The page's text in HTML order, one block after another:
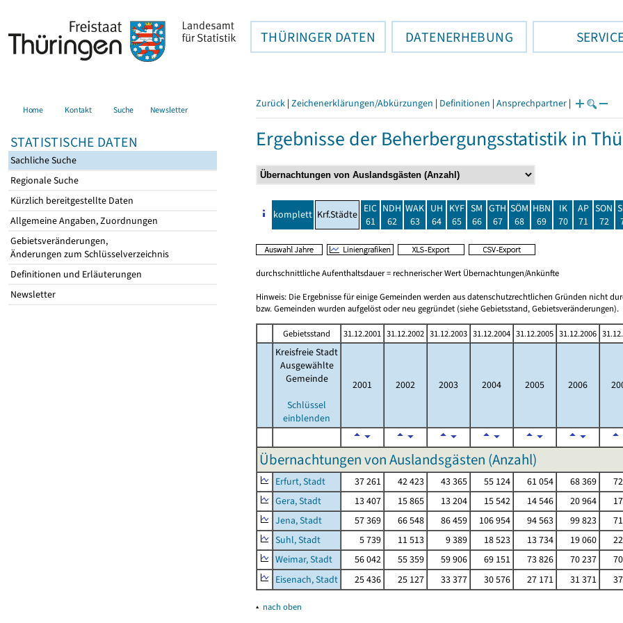
THÜRINGER DATEN DATENERHEBUNG
Home Kontakt Suche Newsletter
STATISTISCHE DATEN
Sachliche Suche
Regionale Suche
Kürzlich bereitgestellte Daten
Allgemeine Angaben, Zuordnungen
Gebietsveränderungen,
Änderungen zum Schlüsselverzeichnis
Definitionen und Erläuterungen
Newsletter
Zurück | Zeichenerklärungen/Abkürzungen | Definitionen | Ansprechpartner |
Ergebnisse der Beherbergungsstatistik in
komplett Krf.Städte EIC
61
NDH
62
WAK
63
UH
64
KYF
65
SM
66
GTH
67
SÖM
68
HBN
69
IK
70
AP
71
SON
72
durchschnittliche Aufenthaltsdauer = rechnerischer Wert Übernachtungen/Ankünfte
Hinweis: Die Ergebnisse für einige Gemeinden werden aus datenschutzrechtlichen Gründen nicht
bzw. Gemeinden wurden aufgelöst oder neu gegründet (siehe Gebietsstand, Gebietsveränderungen).
Gebietsstand 31.12.2001 31.12.2002 31.12.2003 31.12.2004 31.12.2005 31.12.2006
Kreisfreie Stadt
Ausgewählte
Gemeinde
Schlüssel
einblenden
2001 2002 2003 2004 2005 2006
Übernachtungen von Auslandsgästen (Anzahl)
Erfurt, Stadt 37 261 42 423 43 365 55 124 61 054 68 369
Gera, Stadt
13 407 15 865 13 204 15 542 14 546 20 964
Jena, Stadt
57 369 66 548 86 459 106 954 94 563 99 823
Suhl, Stadt
5 739 11 513 9 389 18 523 13 734 19 060
Weimar, Stadt
56 042 55 359 59 906 69 151 73 826 70 237
Eisenach, Stadt
25 436 25 127 33 377 30 576 27 171 31 371
▴ nach oben